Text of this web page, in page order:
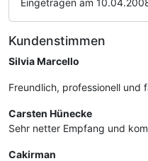
Kundenstimmen
Silvia Marcello
Freundlich, professionell und
Carsten Hünecke
Sehr netter Empfang und
Cakirman